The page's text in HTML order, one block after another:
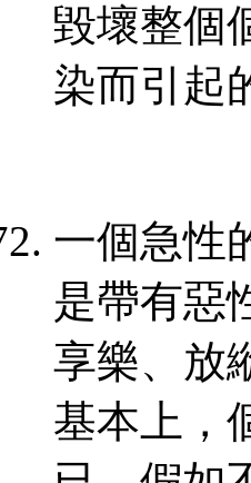
毀壞整個
染而引起
一個急性
是帶有惡
享樂、放
基本上，